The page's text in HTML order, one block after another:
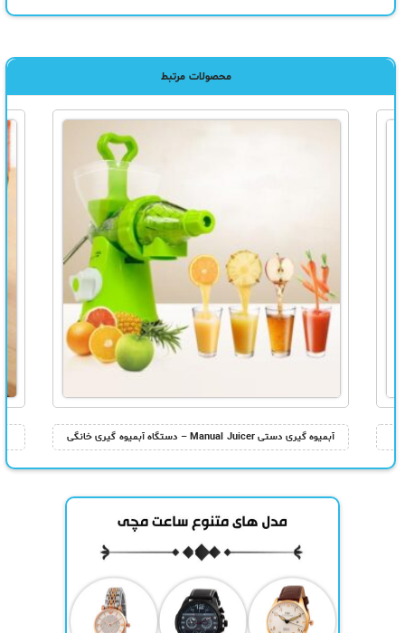
محصولات مرتبط
آبمیوه گیری دستی Manual Juicer – دستگاه آبمیوه گیری خانگی